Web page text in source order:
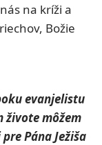
na kríži a
Božie
evanjelistu
živote môžem
Pána Ježiša